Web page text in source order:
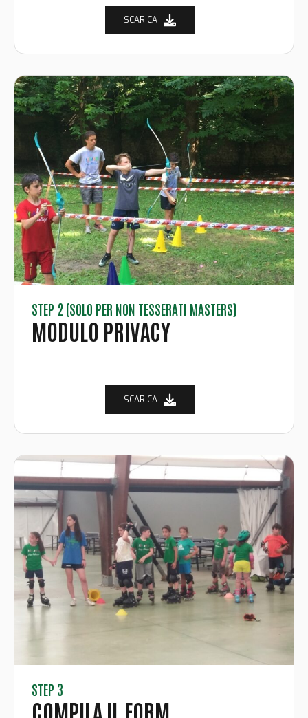
SCARICA
STEP 2 (SOLO PER NON TESSERATI MASTERS)
MODULO PRIVACY
SCARICA
STEP 3
COMPILA IL FORM